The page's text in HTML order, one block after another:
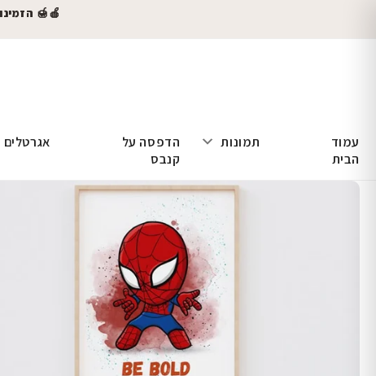
🍎🍯 הזמינו
עמוד
הבית
תמונות
הדפסה על
קנבס
אגרטלים